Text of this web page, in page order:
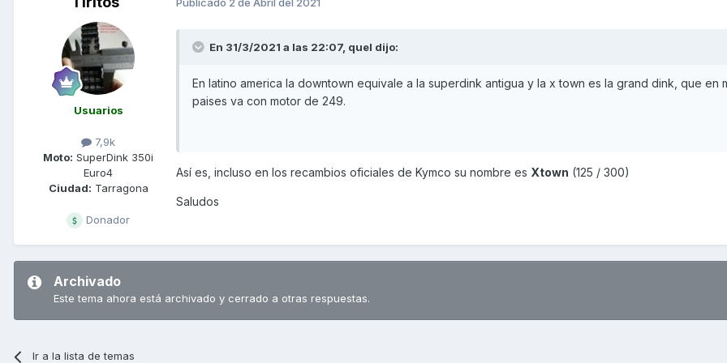
Usuarios
7,9k
Moto: SuperDink 350i
Euro4
Ciudad: Tarragona
Donador
Publicado 2 de Abril del 2021
En 31/3/2021 a las 22:07, quel dijo:
En latino america la downtown equivale a la superdink antigua y la x town es la grand dink, que en
paises va con motor de 249.
Así es, incluso en los recambios oficiales de Kymco su nombre es Xtown (125 / 300)
Saludos
Archivado
Este tema ahora está archivado y cerrado a otras respuestas.
Ir a la lista de temas